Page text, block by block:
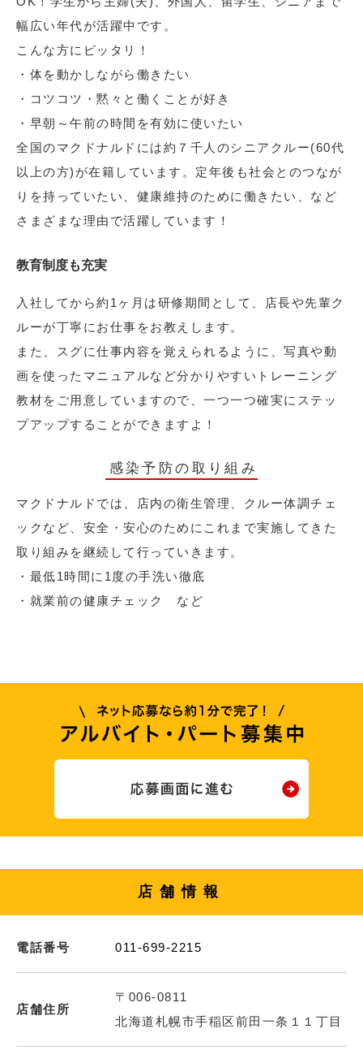
幅広い年代が活躍中です。
こんな方にピッタリ！
・体を動かしながら働きたい
・コツコツ・黙々と働くことが好き
・早朝～午前の時間を有効に使いたい
全国のマクドナルドには約７千人のシニアクルー(60代
以上の方)が在籍しています。定年後も社会とのつなが
りを持っていたい、健康維持のために働きたい、など
さまざまな理由で活躍しています！
教育制度も充実
入社してから約1ヶ月は研修期間として、店長や先輩ク
ルーが丁寧にお仕事をお教えします。
また、スグに仕事内容を覚えられるように、写真や動
画を使ったマニュアルなど分かりやすいトレーニング
教材をご用意していますので、一つ一つ確実にステッ
プアップすることができますよ！
感染予防の取り組み
マクドナルドでは、店内の衛生管理、クルー体調チェ
ックなど、安全・安心のためにこれまで実施してきた
取り組みを継続して行っていきます。
・最低1時間に1度の手洗い徹底
・就業前の健康チェック など
店舗情報
電話番号 011-699-2215
店舗住所
〒006-0811
北海道札幌市手稲区前田一条１１丁目